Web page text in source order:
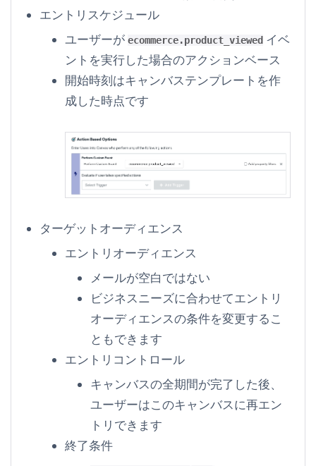
エントリスケジュール
ユーザーが ecommerce.product_viewed イベ
ントを実行した場合のアクションベース
開始時刻はキャンバステンプレートを作
成した時点です
ターゲットオーディエンス
エントリオーディエンス
メールが空白ではない
ビジネスニーズに合わせてエントリ
オーディエンスの条件を変更するこ
ともできます
エントリコントロール
キャンバスの全期間が完了した後、
ユーザーはこのキャンバスに再エン
トリできます
終了条件